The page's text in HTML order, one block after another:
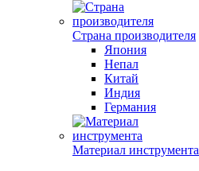
Страна производителя
Япония
Непал
Китай
Индия
Германия
Материал инструмента